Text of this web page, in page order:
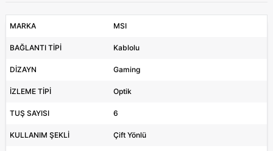
MARKA MSI
BAĞLANTI TİPİ Kablolu
DİZAYN Gaming
İZLEME TİPİ Optik
TUŞ SAYISI 6
KULLANIM ŞEKLİ Çift Yönlü